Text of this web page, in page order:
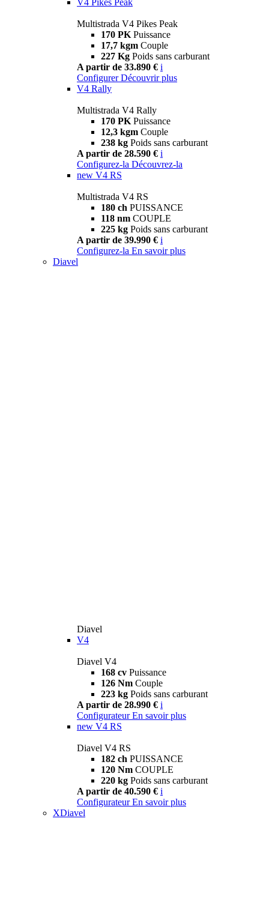
Multistrada V4 Pikes Peak
170 PK Puissance
17,7 kgm Couple
227 Kg Poids sans carburant
A partir de 33.890 € i
Configurer Découvrir plus
V4 Rally
Multistrada V4 Rally
170 PK Puissance
12,3 kgm Couple
238 kg Poids sans carburant
A partir de 28.590 € i
Configurez-la Découvrez-la
new V4 RS
Multistrada V4 RS
180 ch PUISSANCE
118 nm COUPLE
225 kg Poids sans carburant
A partir de 39.990 € i
Configurez-la En savoir plus
Diavel
Diavel
V4
Diavel V4
168 cv Puissance
126 Nm Couple
223 kg Poids sans carburant
A partir de 28.990 € i
Configurateur En savoir plus
new V4 RS
Diavel V4 RS
182 ch PUISSANCE
120 Nm COUPLE
220 kg Poids sans carburant
A partir de 40.590 € i
Configurateur En savoir plus
XDiavel